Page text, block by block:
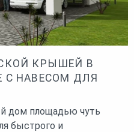
КРЫШЕЙ В
С НАВЕСОМ ДЛЯ
дом площадью чуть
быстрого и